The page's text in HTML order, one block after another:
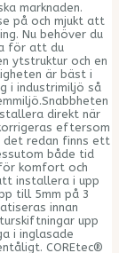
marknaden.
på och mjukt att
Nu behöver du
för att du
ytstruktur och en
är bäst i
i industrimiljö så
direkt när
eftersom
det redan finns ett
både tid
komfort och
installera i upp
till 5mm på 3
innan
upp
i inglasade
COREtec®